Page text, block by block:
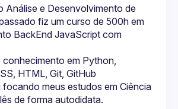
Análise e Desenvolvimento de
fiz um curso de 500h em
BackEnd JavaScript com
em Python,
focando meus estudos em Ciência